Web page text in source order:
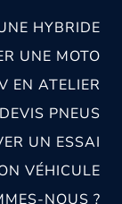
HYBRIDE
UNE MOTO
EN ATELIER
PNEUS
UN ESSAI
VÉHICULE
NOUS ?